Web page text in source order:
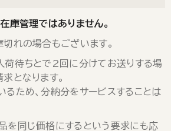
庫管理ではありません。
れの場合もございます。
荷待ちとで2回に分けてお送りする場
となります。
るため、分納分をサービスすることは
を同じ価格にするという要求にも応